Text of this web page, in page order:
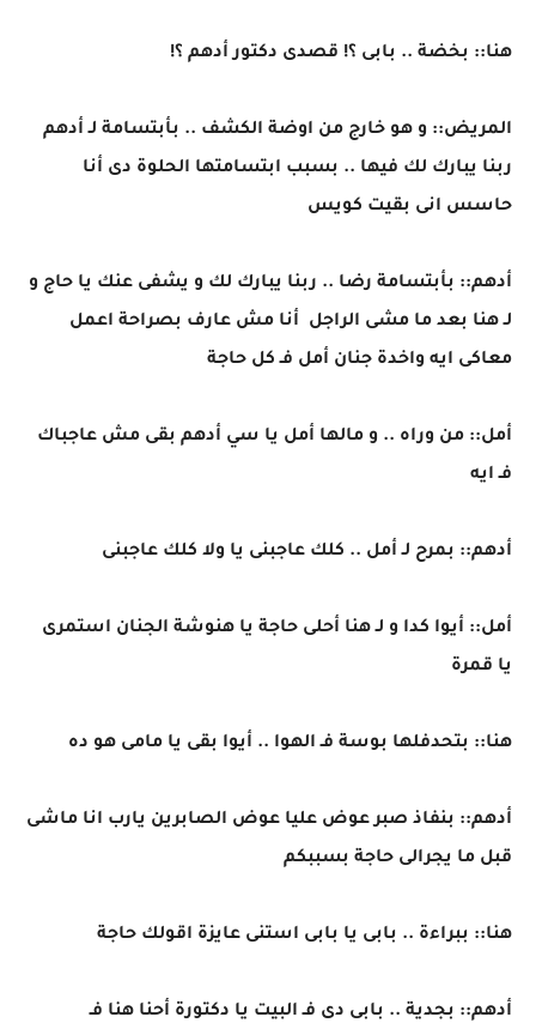
هنا:: بخضة .. بابى ؟! قصدى دكتور أدهم ؟!
المريض:: و هو خارج من اوضة الكشف .. بأبتسامة لـ أدهم
ربنا يبارك لك فيها .. بسبب ابتسامتها الحلوة دى أنا
حاسس انى بقيت كويس
أدهم:: بأبتسامة رضا .. ربنا يبارك لك و يشفى عنك يا حاج و
لـ هنا بعد ما مشى الراجل أنا مش عارف بصراحة اعمل
معاكى ايه واخدة جنان أمل فـ كل حاجة
أمل:: من وراه .. و مالها أمل يا سي أدهم بقى مش عاجباك
فـ ايه
أدهم:: بمرح لـ أمل .. كلك عاجبنى يا ولا كلك عاجبنى
أمل:: أيوا كدا و لـ هنا أحلى حاجة يا هنوشة الجنان استمرى
يا قمرة
هنا:: بتحدفلها بوسة فـ الهوا .. أيوا بقى يا مامى هو ده
أدهم:: بنفاذ صبر عوض عليا عوض الصابرين يارب انا ماشى
قبل ما يجرالى حاجة بسببكم
هنا:: ببراءة .. بابى يا بابى استنى عايزة اقولك حاجة
أدهم:: بجدية .. بابى دى فـ البيت يا دكتورة أحنا هنا فـ